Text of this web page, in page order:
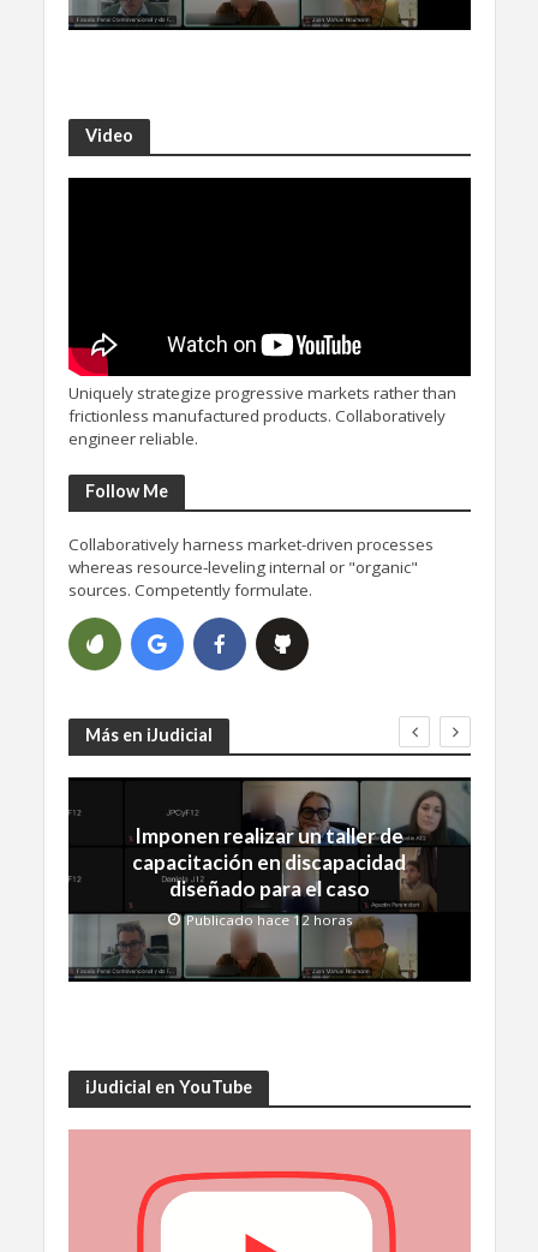
Video
Uniquely strategize progressive markets rather than
frictionless manufactured products. Collaboratively
engineer reliable.
Follow Me
Collaboratively harness market-driven processes
whereas resource-leveling internal or "organic"
sources. Competently formulate.
Más en iJudicial
Imponen realizar un taller de
capacitación en discapacidad
diseñado para el caso
Publicado hace 12 horas
iJudicial en YouTube